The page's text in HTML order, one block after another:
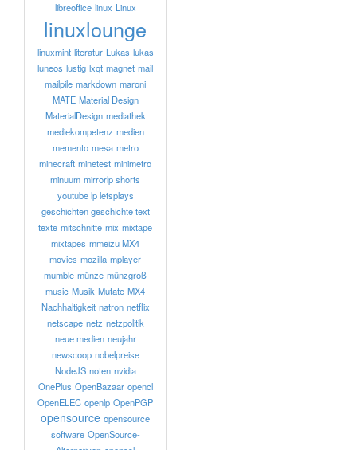
libreoffice linux Linux
linuxlounge
linuxmint literatur Lukas lukas
luneos lustig lxqt magnet mail
mailpile markdown maroni
MATE Material Design
MaterialDesign mediathek
mediekompetenz medien
memento mesa metro
minecraft minetest minimetro
minuum mirrorlp shorts
youtube lp letsplays
geschichten geschichte text
texte mitschnitte mix mixtape
mixtapes mmeizu MX4
movies mozilla mplayer
mumble münze münzgroß
music Musik Mutate MX4
Nachhaltigkeit natron netflix
netscape netz netzpolitik
neue medien neujahr
newscoop nobelpreise
NodeJS noten nvidia
OnePlus OpenBazaar opencl
OpenELEC openlp OpenPGP
opensource opensource
software OpenSource-